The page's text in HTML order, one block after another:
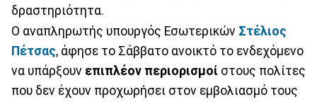
δραστηριότητα.
Ο αναπληρωτής υπουργός Εσωτερικών Στέλιος
Πέτσας, άφησε το Σάββατο ανοικτό το ενδεχόμενο
να υπάρξουν επιπλέον περιορισμοί στους πολίτες
που δεν έχουν προχωρήσει στον εμβολιασμό τους